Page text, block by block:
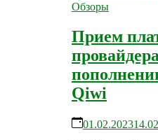
Обзоры
Прием
Qiwi
01.02.2023